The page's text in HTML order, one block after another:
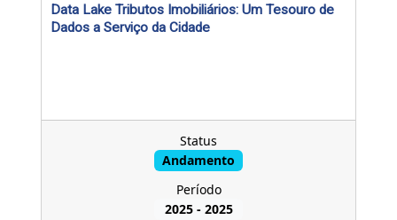
Data Lake Tributos Imobiliários: Um Tesouro de
Dados a Serviço da Cidade
Status
Andamento
Período
2025- 2025